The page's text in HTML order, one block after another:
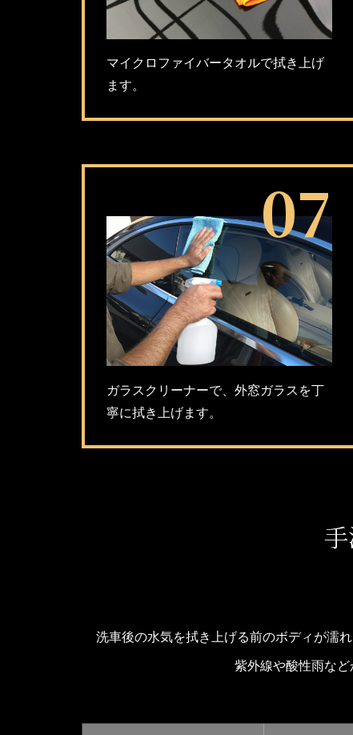
マイクロファイバータオルで拭き上げ
ます。
ガラスクリーナーで、外窓ガラスを丁
寧に拭き上げます。
洗車後の水気を拭き上げる前のボディが濡
紫外線や酸性雨な